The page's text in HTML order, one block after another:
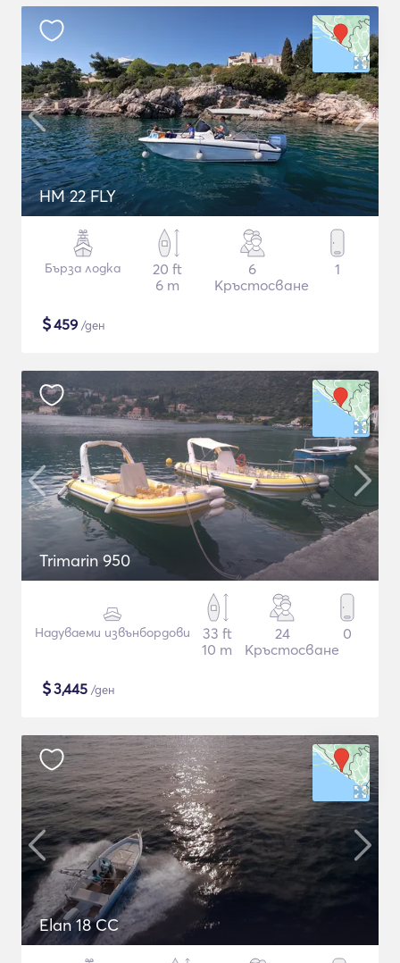
HM 22 FLY
Бърза лодка
20 ft
6 m
6
Кръстосване
1
$459 /ден
Trimarin 950
Надуваеми извънбордови
33 ft
10 m
24
Кръстосване
0
$3,445 /ден
Elan 18 CC